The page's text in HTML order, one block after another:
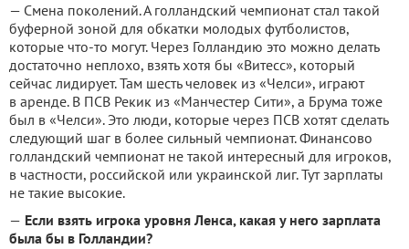
— Смена поколений. А голландский чемпионат стал такой
буферной зоной для обкатки молодых футболистов,
которые что-то могут. Через Голландию это можно делать
достаточно неплохо, взять хотя бы «Витесс», который
сейчас лидирует. Там шесть человек из «Челси», играют
в аренде. В ПСВ Рекик из «Манчестер Сити», а Брума тоже
был в «Челси». Это люди, которые через ПСВ хотят сделать
следующий шаг в более сильный чемпионат. Финансово
голландский чемпионат не такой интересный для игроков,
в частности, российской или украинской лиг. Тут зарплаты
не такие высокие.
— Если взять игрока уровня Ленса, какая у него зарплата
была бы в Голландии?